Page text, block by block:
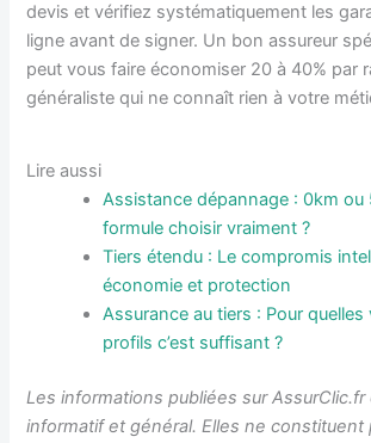
devis et vérifiez systématiquement les
ligne avant de signer. Un bon assureur
peut vous faire économiser 20 à 40% par
généraliste qui ne connaît rien à votre
Lire aussi
Assistance dépannage : 0km ou
formule choisir vraiment ?
Tiers étendu : Le compromis
économie et protection
Assurance au tiers : Pour
profils c’est suffisant ?
Les informations publiées sur
informatif et général. Elles ne constituent